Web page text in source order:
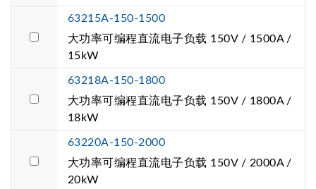
63215A-150-1500
大功率可编程直流电子负载 150V / 1500A /
15kW
63218A-150-1800
大功率可编程直流电子负载 150V / 1800A /
18kW
63220A-150-2000
大功率可编程直流电子负载 150V / 2000A /
20kW